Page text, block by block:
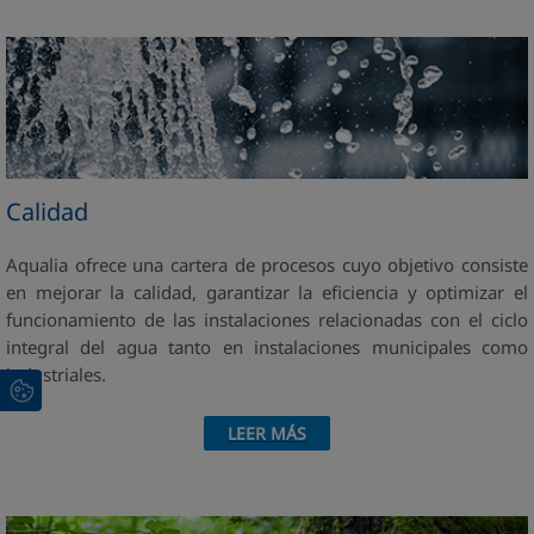
Calidad
Aqualia ofrece una cartera de procesos cuyo objetivo consiste
en mejorar la calidad, garantizar la eficiencia y optimizar el
funcionamiento de las instalaciones relacionadas con el ciclo
integral del agua tanto en instalaciones municipales como
industriales.
LEER MÁS